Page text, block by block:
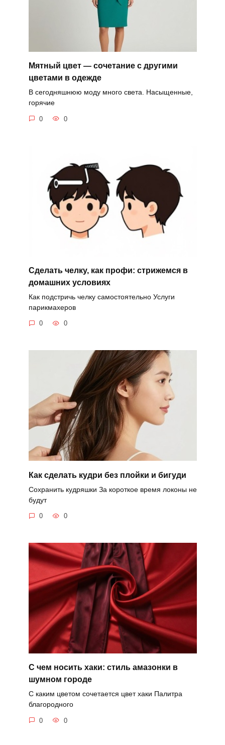
Мятный цвет — сочетание с другими
цветами в одежде
В сегодняшнюю моду много света. Насыщенные,
горячие
0 0
Сделать челку, как профи: стрижемся в
домашних условиях
Как подстричь челку самостоятельно Услуги
парикмахеров
0 0
Как сделать кудри без плойки и бигуди
Сохранить кудряшки За короткое время локоны не
будут
0 0
С чем носить хаки: стиль амазонки в
шумном городе
С каким цветом сочетается цвет хаки Палитра
благородного
0 0